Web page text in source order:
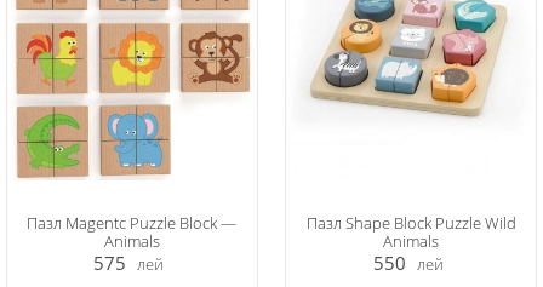
Пазл Magentc Puzzle Block —
Animals
575 лей
Пазл Shape Block Puzzle Wild
Animals
550 лей